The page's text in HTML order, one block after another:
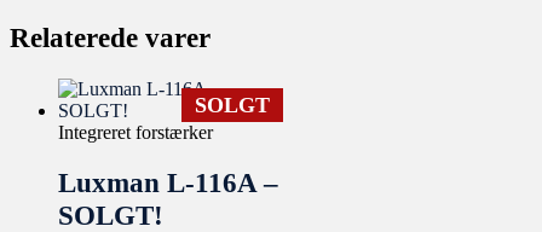
Relaterede varer
SOLGT
Integreret forstærker
Luxman L-116A –
SOLGT!